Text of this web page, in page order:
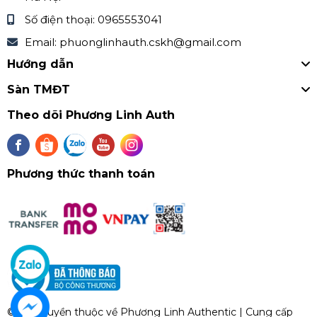
Zalo: Phương Linh Kids 0868424370
Facebook
Fanpape:https://www.facebook.com/PhuongLinhAut
hentic.page
Số điện thoại: 0965553041
Email: phuonglinhauth.cskh@gmail.com
Hướng dẫn
Sàn TMĐT
Theo dõi Phương Linh Auth
Phương thức thanh toán
© Bản quyền thuộc về Phương Linh Authentic | Cung cấp